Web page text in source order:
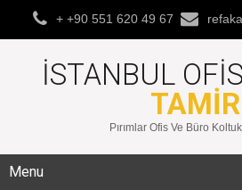
+ +90 551 620 49 67
İSTANBUL
Pırımlar Ofis Ve Büro
Menu